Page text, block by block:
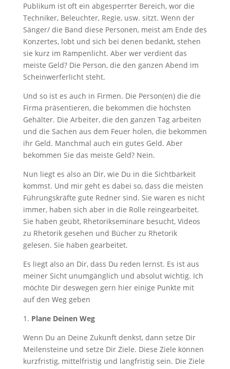
Publikum ist oft ein abgesperrter Bereich, wor die
Techniker, Beleuchter, Regie, usw. sitzt. Wenn der
Sänger/ die Band diese Personen, meist am Ende des
Konzertes, lobt und sich bei denen bedankt, stehen
sie kurz im Rampenlicht. Aber wer verdient das
meiste Geld? Die Person, die den ganzen Abend im
Scheinwerferlicht steht.
Und so ist es auch in Firmen. Die Person(en) die die
Firma präsentieren, die bekommen die höchsten
Gehälter. Die Arbeiter, die den ganzen Tag arbeiten
und die Sachen aus dem Feuer holen, die bekommen
ihr Geld. Manchmal auch ein gutes Geld. Aber
bekommen Sie das meiste Geld? Nein.
Nun liegt es also an Dir, wie Du in die Sichtbarkeit
kommst. Und mir geht es dabei so, dass die meisten
Führungskräfte gute Redner sind. Sie waren es nicht
immer, haben sich aber in die Rolle reingearbeitet.
Sie haben geübt, Rhetorikseminare besucht, Videos
zu Rhetorik gesehen und Bücher zu Rhetorik
gelesen. Sie haben gearbeitet.
Es liegt also an Dir, dass Du reden lernst. Es ist aus
meiner Sicht unumgänglich und absolut wichtig. Ich
möchte Dir deswegen gern hier einige Punkte mit
auf den Weg geben
1. Plane Deinen Weg
Wenn Du an Deine Zukunft denkst, dann setze Dir
Meilensteine und setze Dir Ziele. Diese Ziele können
kurzfristig, mittelfristig und langfristig sein. Die Ziele